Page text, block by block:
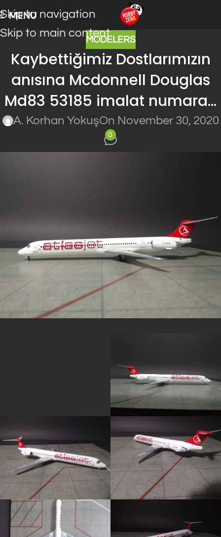
Skip to navigation
Skip to main content
MENU
MODELERS
Kaybettiğimiz Dostlarımızın
anısına Mcdonnell Douglas
Md83 53185 imalat numara…
A. Korhan YokuşOn November 30, 2020
0